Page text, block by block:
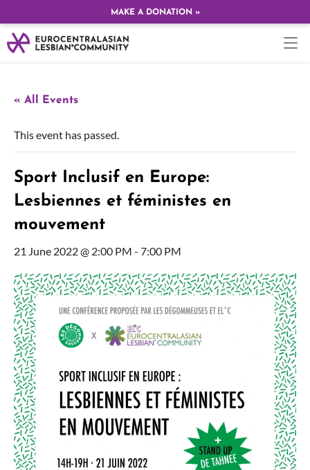
MAKE A DONATION »
« All Events
This event has passed.
Sport Inclusif en Europe:
Lesbiennes et féministes en
mouvement
21 June 2022 @ 2:00 PM - 7:00 PM